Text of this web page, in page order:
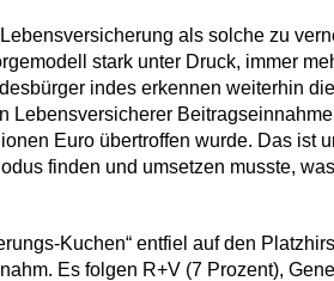
als solche zu
stark unter Druck, immer
indes erkennen weiterhin
Lebensversicherer
Euro übertroffen wurde. Das ist
finden und umsetzen musste,
Kuchen“ entfiel auf den
Es folgen R+V (7 Prozent),